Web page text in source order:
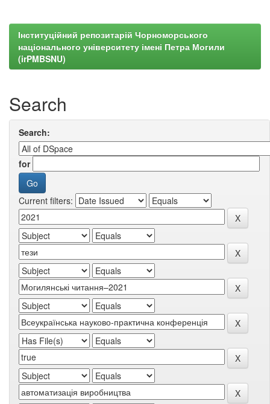
Інституційний репозитарій Чорноморського
національного університету імені Петра Могили
(irPMBSNU)
Search
Search:
for
Current filters: